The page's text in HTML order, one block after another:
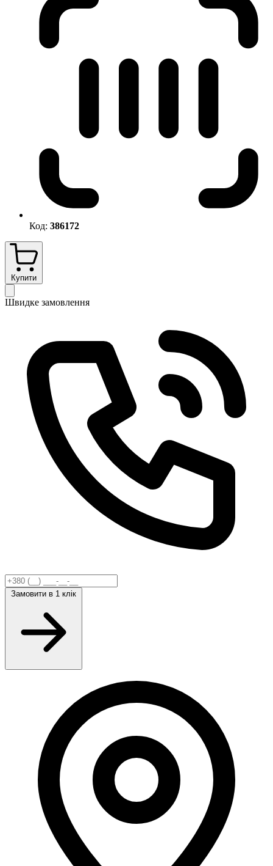
Код: 386172
Купити
Швидке замовлення
Замовити в 1 клік